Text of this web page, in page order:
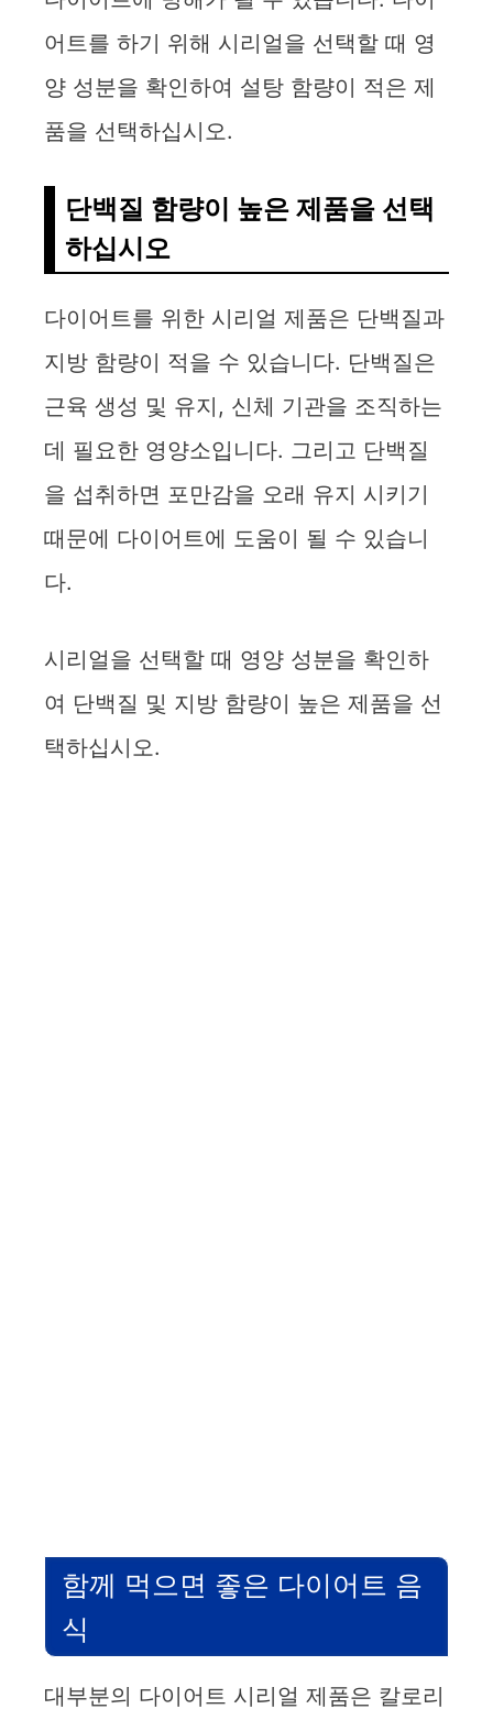
어트를 하기 위해 시리얼을 선택할 때 영
양 성분을 확인하여 설탕 함량이 적은 제
품을 선택하십시오.
단백질 함량이 높은 제품을 선택
하십시오
다이어트를 위한 시리얼 제품은 단백질과
지방 함량이 적을 수 있습니다. 단백질은
근육 생성 및 유지, 신체 기관을 조직하는
데 필요한 영양소입니다. 그리고 단백질
을 섭취하면 포만감을 오래 유지 시키기
때문에 다이어트에 도움이 될 수 있습니
다.
시리얼을 선택할 때 영양 성분을 확인하
여 단백질 및 지방 함량이 높은 제품을 선
택하십시오.
함께 먹으면 좋은 다이어트 음
식
대부분의 다이어트 시리얼 제품은 칼로리